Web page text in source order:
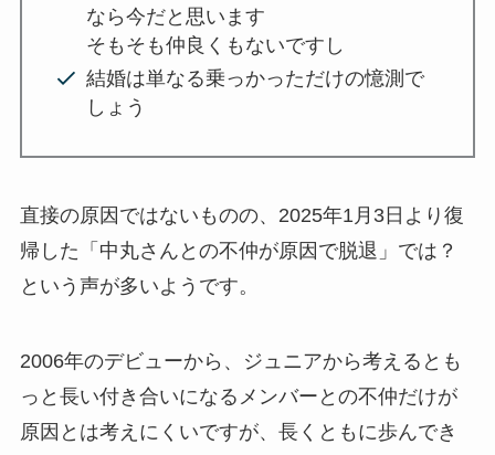
なら今だと思います
そもそも仲良くもないですし
結婚は単なる乗っかっただけの憶測で
しょう
直接の原因ではないものの、2025年1月3日より復
帰した「中丸さんとの不仲が原因で脱退」では？
という声が多いようです。
2006年のデビューから、ジュニアから考えるとも
っと長い付き合いになるメンバーとの不仲だけが
原因とは考えにくいですが、長くともに歩んでき